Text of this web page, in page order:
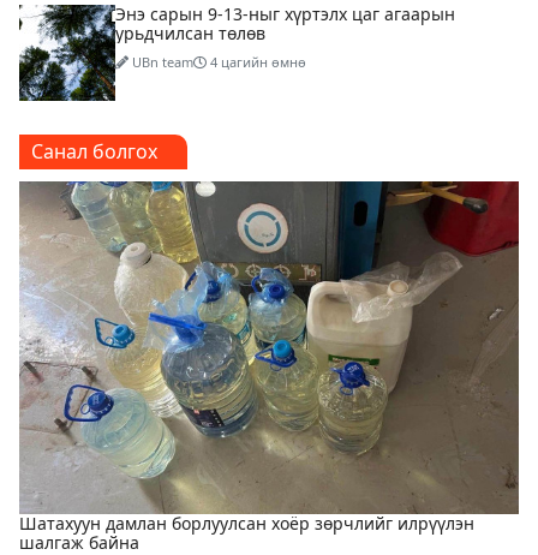
Энэ сарын 9-13-ныг хүртэлх цаг агаарын
урьдчилсан төлөв
UBn team 4 цагийн өмнө
Шатахуун дамлаж байгаа асуудалд ТЕГ-аас
холбогдох мэдээллийн дагуу шалгалтын
ажиллагааг эрчимжүүлж байна
UBn team 7 цагийн өмнө
Аялал жуулчлалын компанийн автомашинуудыг
ШТС-ууд хязгаарлалтгүйгээр шатахуун олгох
боломжоор хангана
UBn team 7 цагийн өмнө
Н.Шинэцэцэгийг хохироосон гэх хэргийг шүүхэд
шилжүүлжээ
UBn team 7 цагийн өмнө 3
АҮЭБЯ: Шатахууныг 50 мянган төгрөгт олгож
байгааг 100 мянга болгож нэмэгдүүлэхээр
ажиллаж байна
Санал болгох
Шатахуун дамлан борлуулсан хоёр зөрчлийг илрүүлэн
шалгаж байна